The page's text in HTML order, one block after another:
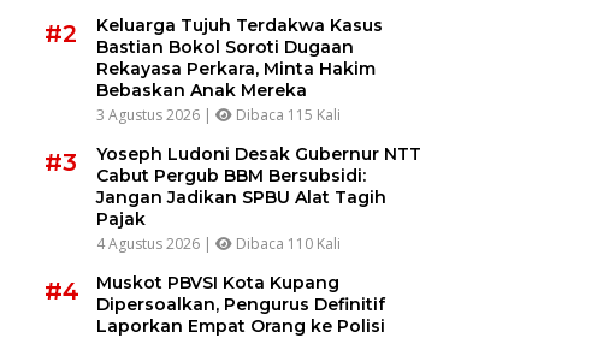
#2
Keluarga Tujuh Terdakwa Kasus
Bastian Bokol Soroti Dugaan
Rekayasa Perkara, Minta Hakim
Bebaskan Anak Mereka
3 Agustus 2026 | Dibaca 115 Kali
#3
Yoseph Ludoni Desak Gubernur NTT
Cabut Pergub BBM Bersubsidi:
Jangan Jadikan SPBU Alat Tagih
Pajak
4 Agustus 2026 | Dibaca 110 Kali
#4
Muskot PBVSI Kota Kupang
Dipersoalkan, Pengurus Definitif
Laporkan Empat Orang ke Polisi